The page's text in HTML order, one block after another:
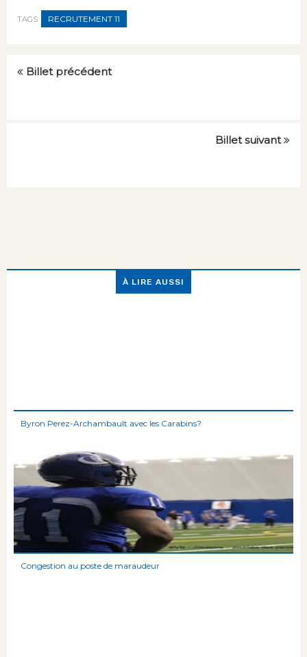
TAGS: RECRUTEMENT 11
Billet précédent
Billet suivant
À LIRE AUSSI
Byron Perez-Archambault avec les Carabins?
Congestion au poste de maraudeur